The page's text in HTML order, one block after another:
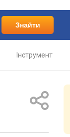
Знайти
Інструмент